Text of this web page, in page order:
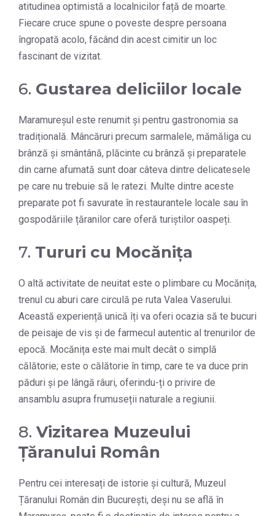
atitudinea optimistă a localnicilor față de moarte.
Fiecare cruce spune o poveste despre persoana
îngropată acolo, făcând din acest cimitir un loc
fascinant de vizitat.
6. Gustarea deliciilor locale
Maramureșul este renumit și pentru gastronomia sa
tradițională. Mâncăruri precum sarmalele, mămăliga cu
brânză și smântână, plăcinte cu brânză și preparatele
din carne afumată sunt doar câteva dintre delicatesele
pe care nu trebuie să le ratezi. Multe dintre aceste
preparate pot fi savurate în restaurantele locale sau în
gospodăriile țăranilor care oferă turiștilor oaspeți.
7. Tururi cu Mocănița
O altă activitate de neuitat este o plimbare cu Mocănița,
trenul cu aburi care circulă pe ruta Valea Vaserului.
Această experiență unică îți va oferi ocazia să te bucuri
de peisaje de vis și de farmecul autentic al trenurilor de
epocă. Mocănița este mai mult decât o simplă
călătorie; este o călătorie în timp, care te va duce prin
păduri și pe lângă râuri, oferindu-ți o privire de
ansamblu asupra frumuseții naturale a regiunii.
8. Vizitarea Muzeului
Țăranului Român
Pentru cei interesați de istorie și cultură, Muzeul
Țăranului Român din București, deși nu se află în